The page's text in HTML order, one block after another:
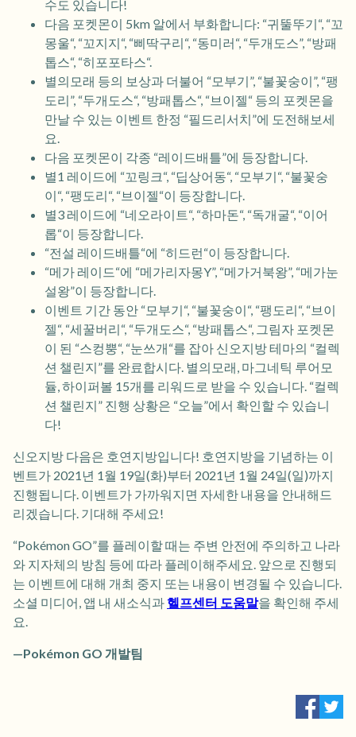
수도 있습니다!
다음 포켓몬이 5km 알에서 부화합니다: “귀뚤뚜기“, “꼬
몽울“, “꼬지지“, “삐딱구리“, “동미러“, “두개도스”, “방패
톱스“, “히포포타스“.
별의모래 등의 보상과 더불어 “모부기”, “불꽃숭이”, “팽
도리”, “두개도스“, “방패톱스“, “브이젤“ 등의 포켓몬을
만날 수 있는 이벤트 한정 “필드리서치”에 도전해보세
요.
다음 포켓몬이 각종 “레이드배틀”에 등장합니다.
별1 레이드에 “꼬링크“, “딥상어동“, “모부기“, “불꽃숭
이“, “팽도리“, “브이젤“이 등장합니다.
별3 레이드에 “네오라이트“, “하마돈“, “독개굴“, “이어
롭“이 등장합니다.
“전설 레이드배틀“에 “히드런“이 등장합니다.
“메가 레이드“에 “메가리자몽Y”, “메가거북왕”, “메가눈
설왕”이 등장합니다.
이벤트 기간 동안 “모부기“, “불꽃숭이“, “팽도리“, “브이
젤“, “세꿀버리“, “두개도스“, “방패톱스“, 그림자 포켓몬
이 된 “스컹뿡“, “눈쓰개“를 잡아 신오지방 테마의 “컬렉
션 챌린지”를 완료합시다. 별의모래, 마그네틱 루어모
듈, 하이퍼볼 15개를 리워드로 받을 수 있습니다. “컬렉
션 챌린지” 진행 상황은 “오늘”에서 확인할 수 있습니
다!
신오지방 다음은 호연지방입니다! 호연지방을 기념하는 이
벤트가 2021년 1월 19일(화)부터 2021년 1월 24일(일)까지
진행됩니다. 이벤트가 가까워지면 자세한 내용을 안내해드
리겠습니다. 기대해 주세요!
“Pokémon GO”를 플레이할 때는 주변 안전에 주의하고 나라
와 지자체의 방침 등에 따라 플레이해주세요. 앞으로 진행되
는 이벤트에 대해 개최 중지 또는 내용이 변경될 수 있습니다.
소셜 미디어, 앱 내 새소식과 헬프센터 도움말을 확인해 주세
요.
—Pokémon GO 개발팀